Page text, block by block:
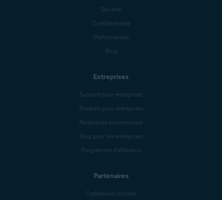
Sécurité
Confidentialité
Performances
Blog
Entreprises
Support pour entreprises
Produits pour entreprises
Partenaires commerciaux
Blog pour les entreprises
Programme d’affiliation
Partenaires
Opérateurs mobiles